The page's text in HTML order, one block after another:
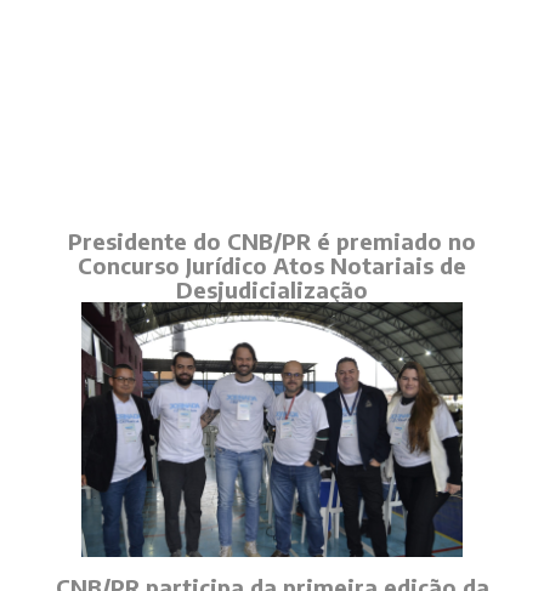
Presidente do CNB/PR é premiado no
Concurso Jurídico Atos Notariais de
Desjudicialização